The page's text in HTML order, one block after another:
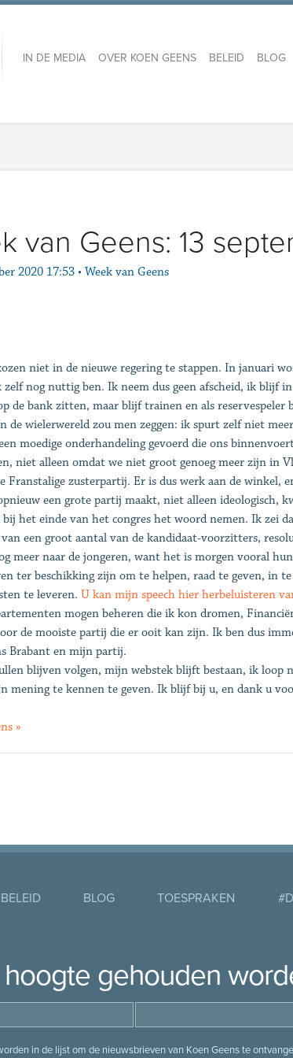
IN DE MEDIA OVER KOEN GEENS BELEID BLOG
van Geens: 13
2020 17:53 • Week van Geens
niet in de nieuwe regering te stappen. In januari
nog nuttig ben. Ik neem dus geen afscheid, ik blijf
de bank zitten, maar blijf trainen en als reservespeler
de wielerwereld zou men zeggen: ik spurt zelf niet
moedige onderhandeling gevoerd die ons
niet alleen omdat we niet groot genoeg meer zijn in
Franstalige zusterpartij. Er is dus werk aan de winkel,
een grote partij maakt, niet alleen ideologisch,
het einde van het congres het woord nemen. Ik zei
een groot aantal van de kandidaat-voorzitters,
meer naar de jongeren, want het is morgen vooral
ter beschikking zijn om te helpen, raad te geven, in
te leveren. U kan mijn speech hier herbeluisteren
mogen beheren die ik kon dromen,
de mooiste partij die er ooit kan zijn. Ik ben dus
Brabant en mijn partij.
blijven volgen, mijn webstek blijft bestaan, ik loop
mening te kennen te geven. Ik blijf bij u, en dank u
»
BELEID BLOG TOESPRAKEN
gehouden
in de lijst om de nieuwsbrieven van Koen Geens te